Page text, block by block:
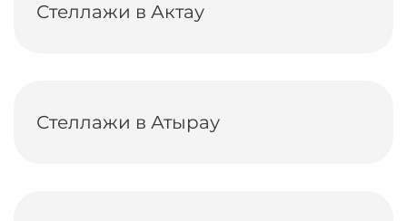
Стеллажи в Актау
Стеллажи в Атырау